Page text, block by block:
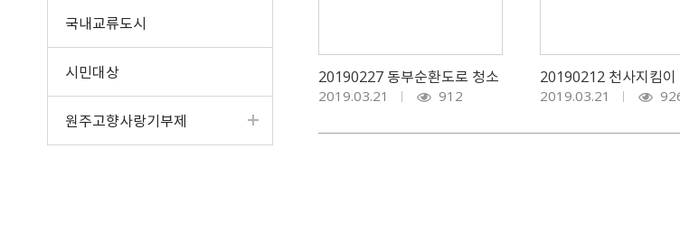
국내교류도시
시민대상
원주고향사랑기부제
20190227 동부순환도로 청소
2019.03.21 912 2019.03.21